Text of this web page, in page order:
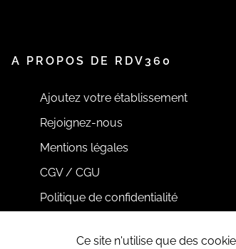
A PROPOS DE RDV360
Ajoutez votre établissement
Rejoignez-nous
Mentions légales
CGV / CGU
Politique de confidentialité
Ce site n'utilise que des